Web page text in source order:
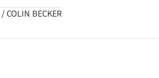
COLIN BECKER